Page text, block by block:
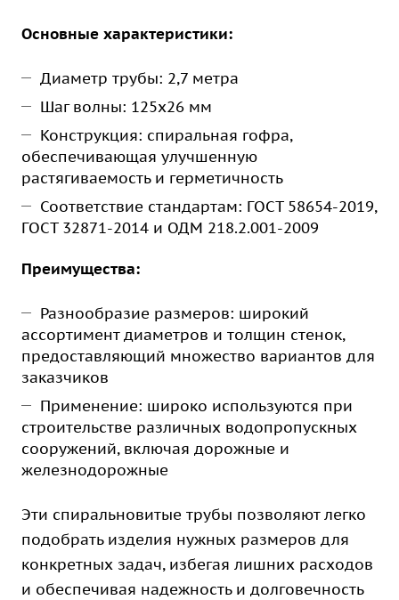
Основные характеристики:
Диаметр трубы: 2,7 метра
Шаг волны: 125х26 мм
Конструкция: спиральная гофра,
обеспечивающая улучшенную
растягиваемость и герметичность
Соответствие стандартам: ГОСТ 58654-2019,
ГОСТ 32871-2014 и ОДМ 218.2.001-2009
Преимущества:
Разнообразие размеров: широкий
ассортимент диаметров и толщин стенок,
предоставляющий множество вариантов для
заказчиков
Применение: широко используются при
строительстве различных водопропускных
сооружений, включая дорожные и
железнодорожные
Эти спиральновитые трубы позволяют легко
подобрать изделия нужных размеров для
конкретных задач, избегая лишних расходов
и обеспечивая надежность и долговечность